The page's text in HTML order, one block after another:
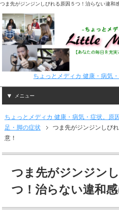
つま先がジンジンしびれる原因５つ！治らない違和
ちょっとメディカ 健康・病気
メニュー
ちょっとメディカ 健康・病気・症状。原
足・脚の症状
つま先がジンジンしび
意！
つま先がジンジン
つ！治らない違和感